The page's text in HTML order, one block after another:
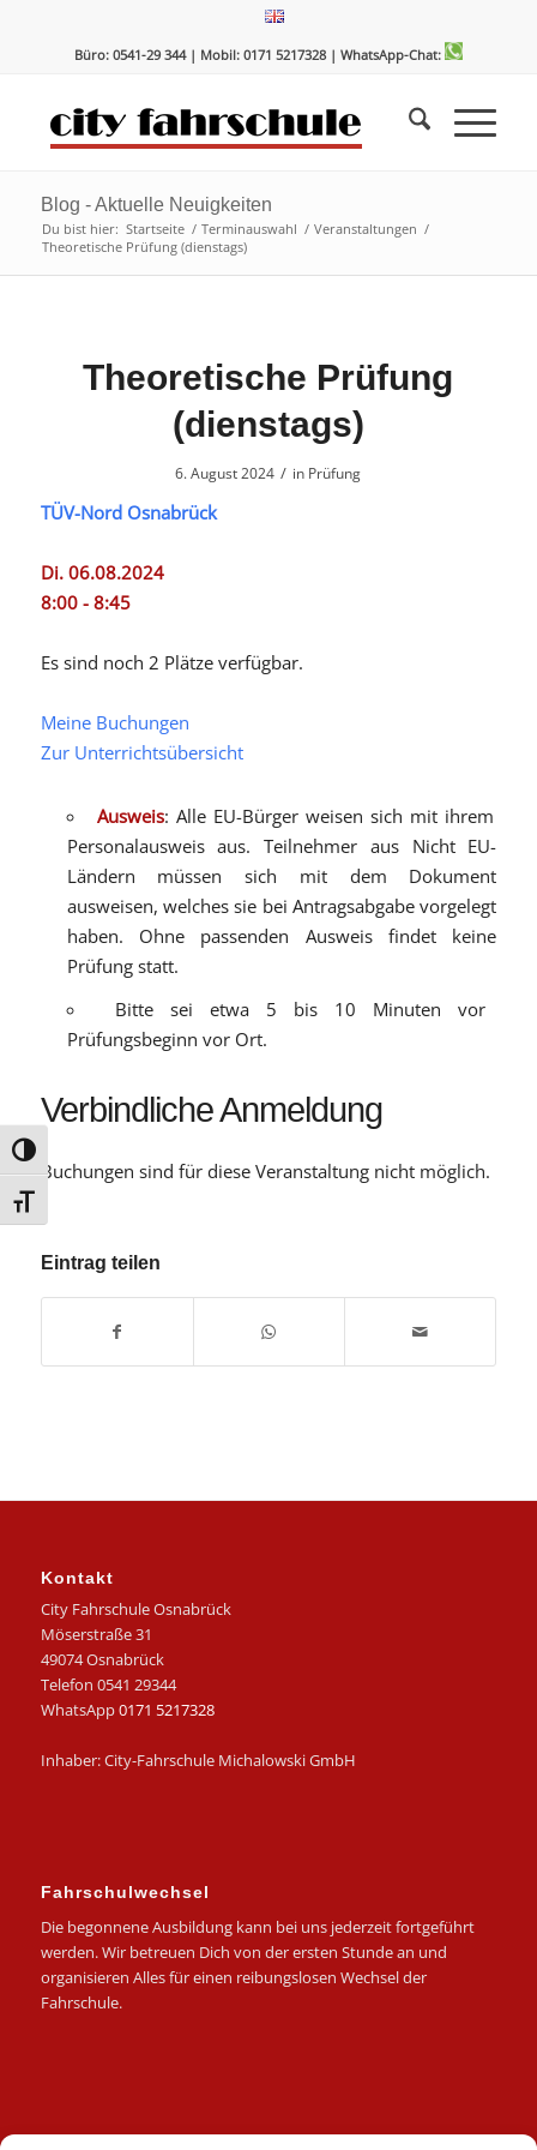
Umschalten auf hohe Kontraste
Schrift vergrößern
Büro: 0541-29 344 | Mobil: 0171 5217328 | WhatsApp-Chat:
Blog - Aktuelle Neuigkeiten
Du bist hier: Startseite / Terminauswahl / Veranstaltungen /
Theoretische Prüfung (dienstags)
Theoretische Prüfung
(dienstags)
6. August 2024 / in Prüfung
TÜV-Nord Osnabrück
Di. 06.08.2024
8:00 - 8:45
Es sind noch 2 Plätze verfügbar.
Meine Buchungen
Zur Unterrichtsübersicht
Ausweis: Alle EU-Bürger weisen sich mit ihrem
Personalausweis aus. Teilnehmer aus Nicht EU-
Ländern müssen sich mit dem Dokument
ausweisen, welches sie bei Antragsabgabe vorgelegt
haben. Ohne passenden Ausweis findet keine
Prüfung statt.
Bitte sei etwa 5 bis 10 Minuten vor
Prüfungsbeginn vor Ort.
Verbindliche Anmeldung
Buchungen sind für diese Veranstaltung nicht möglich.
Eintrag teilen
Kontakt
City Fahrschule Osnabrück
Möserstraße 31
49074 Osnabrück
Telefon 0541 29344
WhatsApp0171 5217328
Inhaber: City-Fahrschule Michalowski GmbH
Fahrschulwechsel
Die begonnene Ausbildung kann bei uns jederzeit fortgeführt
werden. Wir betreuen Dich von der ersten Stunde an und
organisieren Alles für einen reibungslosen Wechsel der
Fahrschule.